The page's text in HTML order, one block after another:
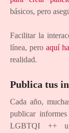
básicos, pero
Facilitar la
línea, pero aquí
realidad.
Publica tus
Cada año,
publicar
LGBTQI ++ u